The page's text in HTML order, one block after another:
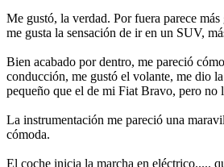
Me gustó, la verdad. Por fuera parece más
me gusta la sensación de ir en un SUV,
Bien acabado por dentro, me pareció
conducción, me gustó el volante, me dio
pequeño que el de mi Fiat Bravo, pero no
La instrumentación me pareció una
cómoda.
El coche inicia la marcha en eléctrico.....